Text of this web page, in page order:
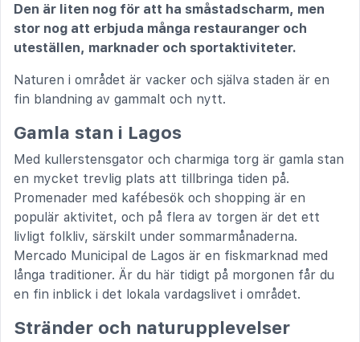
Den är liten nog för att ha småstadscharm, men
stor nog att erbjuda många restauranger och
uteställen, marknader och sportaktiviteter.
Naturen i området är vacker och själva staden är en
fin blandning av gammalt och nytt.
Gamla stan i Lagos
Med kullerstensgator och charmiga torg är gamla stan
en mycket trevlig plats att tillbringa tiden på.
Promenader med kafébesök och shopping är en
populär aktivitet, och på flera av torgen är det ett
livligt folkliv, särskilt under sommarmånaderna.
Mercado Municipal de Lagos är en fiskmarknad med
långa traditioner. Är du här tidigt på morgonen får du
en fin inblick i det lokala vardagslivet i området.
Stränder och naturupplevelser